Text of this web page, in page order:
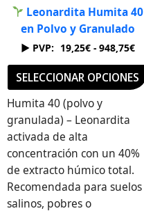
Leonardita Humita 40
en Polvo y Granulado
19,25€ - 948,75€
SELECCIONAR OPCIONES
Humita 40 (polvo y
granulada) – Leonardita
activada de alta
concentración con un 40%
de extracto húmico total.
Recomendada para suelos
salinos, pobres o